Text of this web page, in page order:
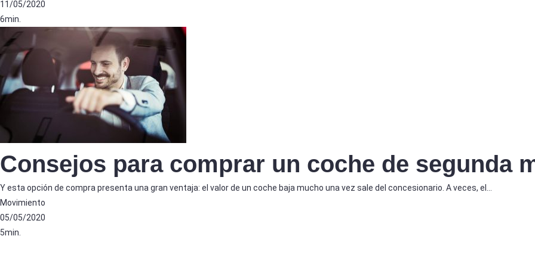
11/05/2020
6min.
Consejos para comprar un coche de segunda
Y esta opción de compra presenta una gran ventaja: el valor de un coche baja mucho una vez sale del concesionario. A veces, el…
Movimiento
05/05/2020
5min.